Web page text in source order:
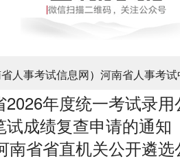
人事考试信息网） 河南省人事考
2026年度统一考试录
试成绩复查申请的通知
南省省直机关公开遴